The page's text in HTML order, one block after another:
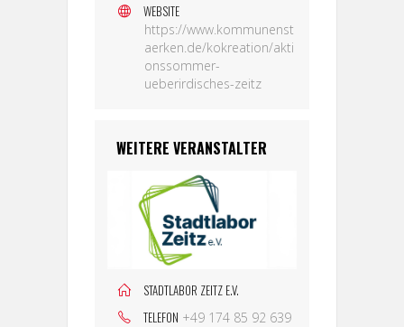
WEBSITE
https://www.kommunenst
aerken.de/kokreation/akti
onssommer-
ueberirdisches-zeitz
WEITERE VERANSTALTER
STADTLABOR ZEITZ E.V.
TELEFON +49 174 85 92 639